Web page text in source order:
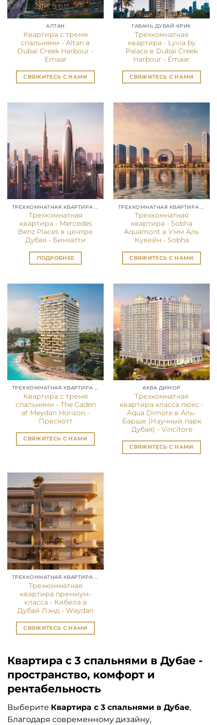
АЛТАН
Квартира с тремя
спальнями - Altan в
Dubai Creek Harbour -
Emaar
СВЯЖИТЕСЬ С НАМИ
ГАВАНЬ ДУБАЙ-КРИК
Трехкомнатная
квартира - Lyvia by
Palace в Dubai Creek
Harbour - Emaar
СВЯЖИТЕСЬ С НАМИ
ТРЕХКОМНАТНАЯ КВАРТИРА В ДУБАЕ
Трехкомнатная
квартира - Mercedes
Benz Places в центре
Дубая - Бинхатти
ПОДРОБНЕЕ
ТРЕХКОМНАТНАЯ КВАРТИРА В ДУБАЕ
Трехкомнатная
квартира - Sobha
Aquamont в Умм Аль
Кувейн - Sobha
СВЯЖИТЕСЬ С НАМИ
ТРЕХКОМНАТНАЯ КВАРТИРА В ДУБАЕ
Квартира с тремя
спальнями - The Caden
at Meydan Horizon -
Прескотт
СВЯЖИТЕСЬ С НАМИ
АКВА ДИМОР
Трехкомнатная
квартира класса люкс -
Aqua Dimore в Аль-
Барше (Научный парк
Дубая) - Vincitore
СВЯЖИТЕСЬ С НАМИ
ТРЕХКОМНАТНАЯ КВАРТИРА В ДУБАЕ
Трехкомнатная
квартира премиум-
класса - Кибела в
Дубай Лэнд - Waydan
СВЯЖИТЕСЬ С НАМИ
Квартира с 3 спальнями в Дубае -
пространство, комфорт и
рентабельность
Выберите Квартира с 3 спальнями в Дубае,
Благодаря современному дизайну,